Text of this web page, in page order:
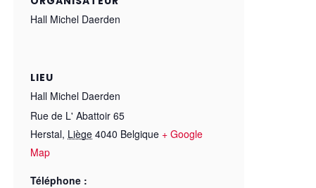
Hall Michel Daerden
LIEU
Hall Michel Daerden
Rue de L' Abattoir 65
Herstal, Liège 4040 Belgique + Google
Map
Téléphone :